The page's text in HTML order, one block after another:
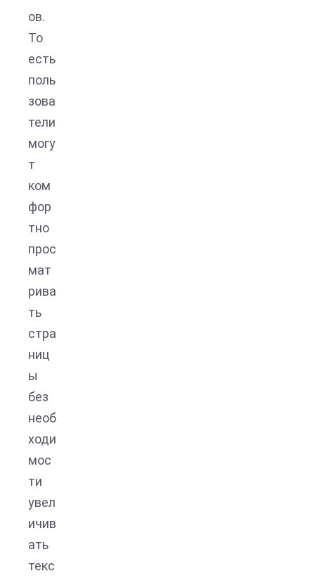
ов.
То
есть
поль
зова
тели
могу
т
ком
фор
тно
прос
мат
рива
ть
стра
ниц
ы
без
необ
ходи
мос
ти
увел
ичив
ать
текс